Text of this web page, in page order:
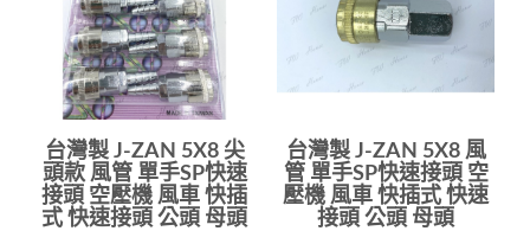
台灣製 J-ZAN 5X8 尖
頭款 風管 單手SP快速
接頭 空壓機 風車 快插
式 快速接頭 公頭 母頭
台灣製 J-ZAN 5X8 風
管 單手SP快速接頭 空
壓機 風車 快插式 快速
接頭 公頭 母頭